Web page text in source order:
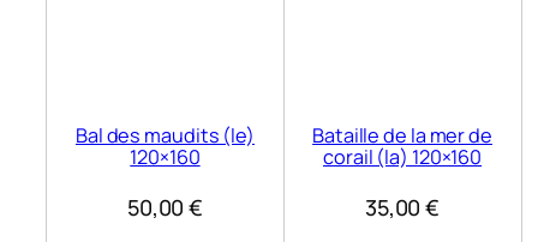
Bal des maudits (le)
120×160
50,00€
Bataille de la mer de
corail (la) 120×160
35,00€